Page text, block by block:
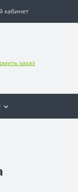
кабинет
заказ